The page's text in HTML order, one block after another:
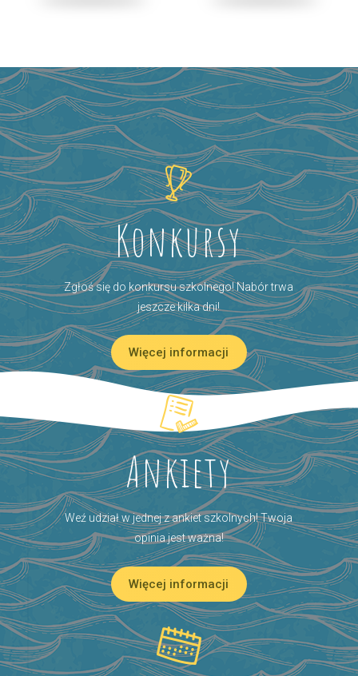
Konkursy
Zgłoś się do konkursu szkolnego! Nabór trwa
jeszcze kilka dni!
Więcej informacji
Ankiety
Weź udział w jednej z ankiet szkolnych! Twoja
opinia jest ważna!
Więcej informacji